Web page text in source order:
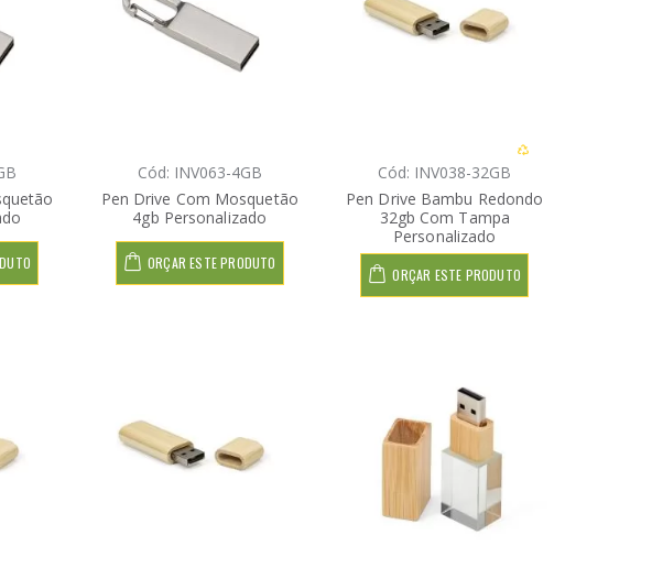
Cód: INV063-4GB
Pen Drive Com Mosquetão
4gb Personalizado
ORÇAR ESTE PRODUTO
Cód: INV038-32GB
Pen Drive Bambu Redondo
32gb Com Tampa
Personalizado
ORÇAR ESTE PRODUTO